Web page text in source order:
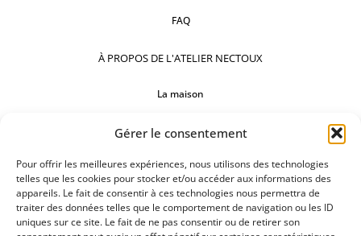
Gérer le consentement
Pour offrir les meilleures expériences, nous utilisons des technologies
telles que les cookies pour stocker et/ou accéder aux informations des
appareils. Le fait de consentir à ces technologies nous permettra de
traiter des données telles que le comportement de navigation ou les ID
uniques sur ce site. Le fait de ne pas consentir ou de retirer son
FAQ
À PROPOS DE L'ATELIER NECTOUX
La maison
SUIVEZ-NOUS